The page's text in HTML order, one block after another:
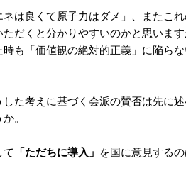
は良くて原子力はダメ」、またこ
だくと分かりやすいのかと思いま
も「価値観の絶対的正義」に陥ら
た考えに基づく会派の賛否は先に
。
て 「ただちに導入」 を国に意見する